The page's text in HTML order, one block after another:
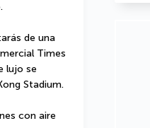
de una
Times
lujo se
Stadium.
con aire